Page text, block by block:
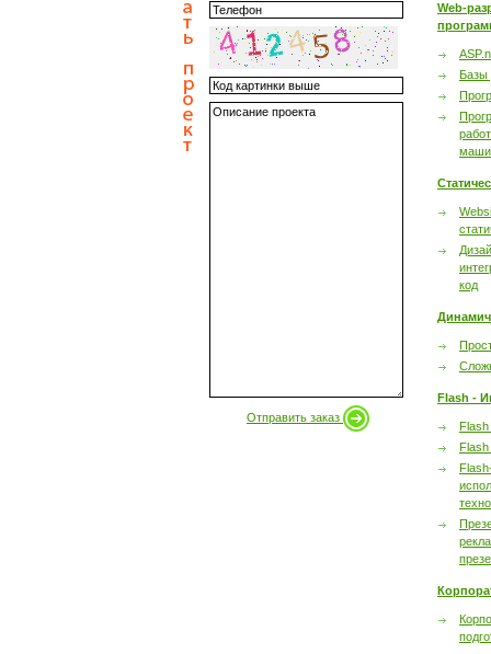
Отправить заказ
Web-
Базы
код
Flash -
Flash